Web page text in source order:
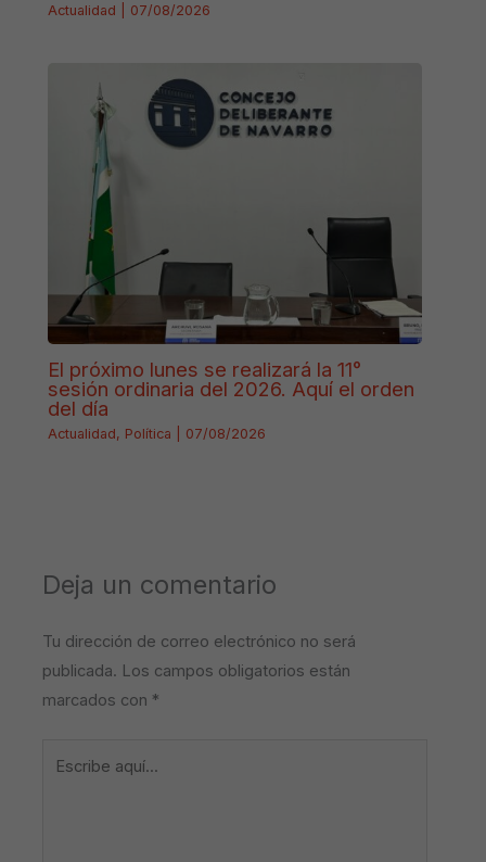
Actualidad 07/08/2026
El próximo lunes se realizará la 11°
sesión ordinaria del 2026. Aquí el orden
del día
Actualidad, Política 07/08/2026
Deja un comentario
Tu dirección de correo electrónico no será
publicada. Los campos obligatorios están
marcados con *